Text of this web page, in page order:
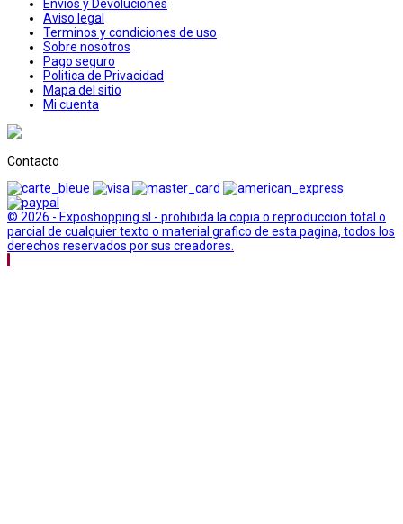
Envios y Devoluciones
Aviso legal
Terminos y condiciones de uso
Sobre nosotros
Pago seguro
Politica de Privacidad
Mapa del sitio
Mi cuenta
Contacto
© 2026 - Exposhopping sl - prohibida la copia o reproduccion total o
parcial de cualquier texto o material grafico de esta pagina, todos los
derechos reservados por sus creadores.